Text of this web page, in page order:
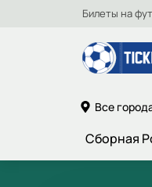
Билеты на
Все
Сборная